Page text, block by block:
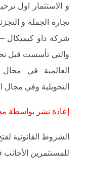
و الاستثمار اول
شركة داو كيميكال
العالمية في مجال
التحويلية وفي مجال
إعادة نشر بواسطة
الشروط القانونية
للمستثمرين